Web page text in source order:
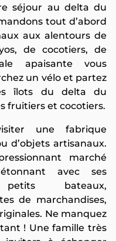
séjour au delta du
tout d’abord
aux alentours de
de cocotiers, de
apaisante vous
un vélo et partez
îlots du delta du
fruitiers et cocotiers.
une fabrique
d’objets artisanaux.
marché
avec ses
bateaux,
de marchandises,
Ne manquez
! Une famille très